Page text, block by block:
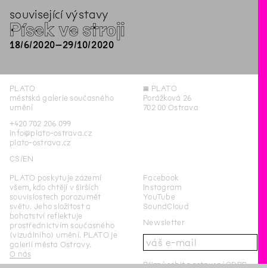
související výstavy
Písek ve stroji
18/6/2020–29/10/2020
PLATO
městská galerie současného
umění
+420 702 206 099
info@plato-ostrava.cz
plato-ostrava.cz
CS EN
◊ PLATO
Porážková 26
702 00 Ostrava
PLATO poskytuje zázemí
všem, kdo chtějí v širších
souvislostech porozumět
světu. Jeho složitost a
bohatství reflektuje
prostřednictvím současného
(vizuálního) umění. PLATO je
galerií města Ostravy.
O nás
Facebook
Instagram
YouTube
SoundCloud
Newsletter
Přizpůsobit nastavení GDPR